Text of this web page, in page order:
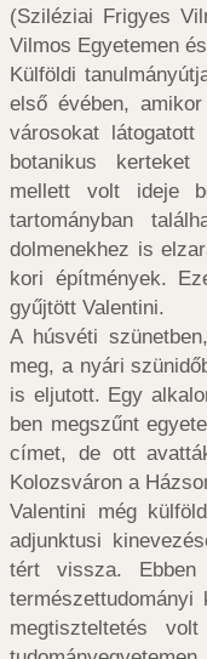
(Sziléziai Frigyes
Vilmos Egyetemen
Külföldi
első évében,
városokat
botanikus kerteket
mellett volt ideje
tartományban
dolmenekhez is
kori építmények.
gyűjtött Valentini.
A húsvéti
meg, a nyári
is eljutott. Egy
ben megszűnt
címet, de ott
Kolozsváron a
Valentini még
adjunktusi
tért vissza.
megtiszteltetés